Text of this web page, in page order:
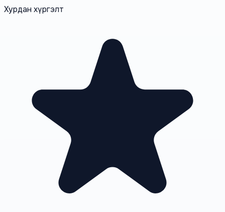
Хурдан хүргэлт